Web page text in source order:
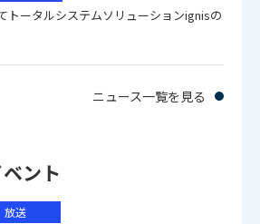
切換え（マルチピンコネクタ）
トータルシステムソリューションignisの
ニュース一覧を見る
ント
放送